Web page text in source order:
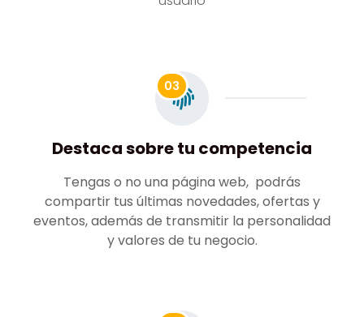
03
Destaca sobre tu competencia
Tengas o no una página web, podrás
compartir tus últimas novedades, ofertas y
eventos, además de transmitir la personalidad
y valores de tu negocio.